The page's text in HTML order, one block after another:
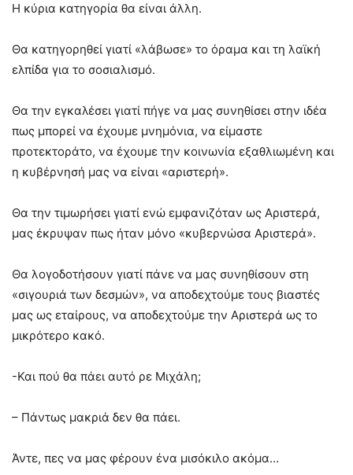
Η κύρια κατηγορία θα είναι άλλη.
Θα κατηγορηθεί γιατί «λάβωσε» το όραμα και τη λαϊκή
ελπίδα για το σοσιαλισμό.
Θα την εγκαλέσει γιατί πήγε να μας συνηθίσει στην ιδέα
πως μπορεί να έχουμε μνημόνια, να είμαστε
προτεκτοράτο, να έχουμε την κοινωνία εξαθλιωμένη και
η κυβέρνησή μας να είναι «αριστερή».
Θα την τιμωρήσει γιατί ενώ εμφανιζόταν ως Αριστερά,
μας έκρυψαν πως ήταν μόνο «κυβερνώσα Αριστερά».
Θα λογοδοτήσουν γιατί πάνε να μας συνηθίσουν στη
«σιγουριά των δεσμών», να αποδεχτούμε τους βιαστές
μας ως εταίρους, να αποδεχτούμε την Αριστερά ως το
μικρότερο κακό.
-Και πού θα πάει αυτό ρε Μιχάλη;
– Πάντως μακριά δεν θα πάει.
Άντε, πες να μας φέρουν ένα μισόκιλο ακόμα…